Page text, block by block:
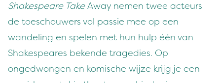
Shakespeare TakeAway nemen twee acteurs
de toeschouwers vol passie mee op een
wandeling en spelen met hun hulp één van
Shakespeares bekende tragedies. Op
ongedwongen en komische wijze krijg je een